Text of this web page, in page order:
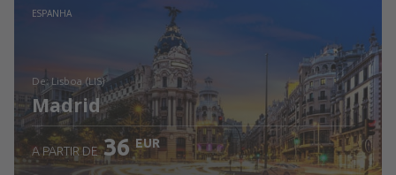
Ver detalhes
ESPANHA
de: Lisboa (LIS)
Madrid
A PARTIR DE 36 EUR